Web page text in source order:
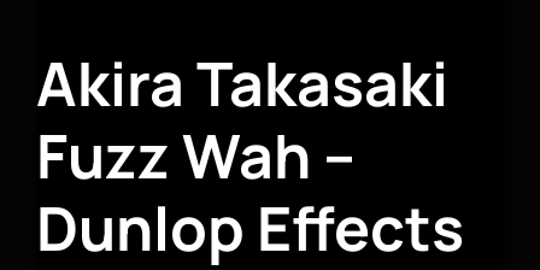
Akira Takasaki
Fuzz Wah –
Dunlop Effects